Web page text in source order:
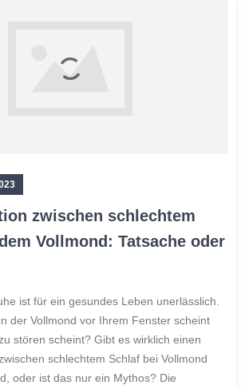
zwischen schlechtem
Vollmond: Tatsache oder
ist für ein gesundes Leben unerlässlich.
der Vollmond vor Ihrem Fenster scheint
stören scheint? Gibt es wirklich einen
schlechtem Schlaf bei Vollmond
oder ist das nur ein Mythos? Die